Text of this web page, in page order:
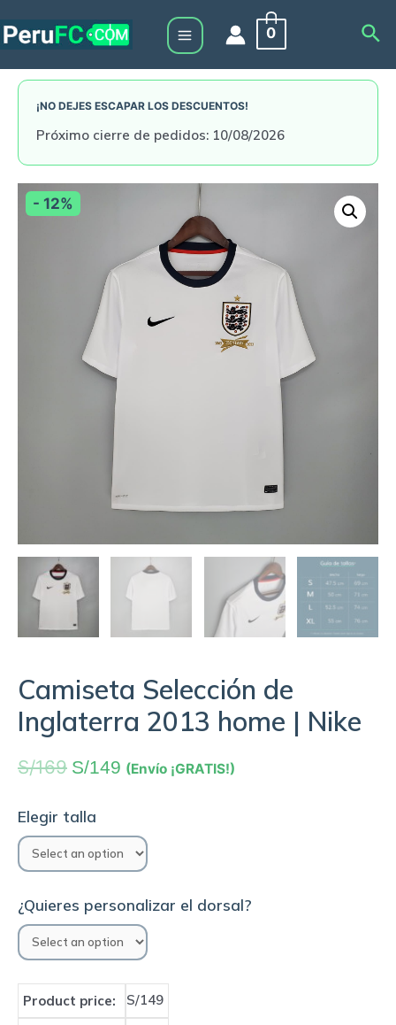
to
Main
Menu
0
¡NO DEJES ESCAPAR LOS DESCUENTOS!
Próximo cierre de pedidos: 10/08/2026
- 12%
Camiseta Selección de
Inglaterra 2013 home | Nike
S/169 S/149 (Envío ¡GRATIS!)
Elegir talla
¿Quieres personalizar el dorsal?
Product price: S/149